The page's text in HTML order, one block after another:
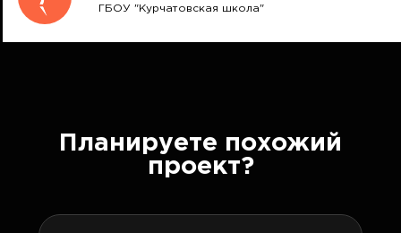
позволило раньше начать работать с новым
для наших клиентов. Рекомендую ООО «АЙТИ
КРОН» как ответственного партнера в
разработке программного обеспечения.
ГБОУ "Курчатовская школа"
Планируете похожий
проект?